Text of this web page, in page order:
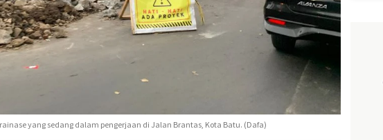
yang sedang dalam pengerjaan di Jalan Brantas, Kota Batu. (Dafa)